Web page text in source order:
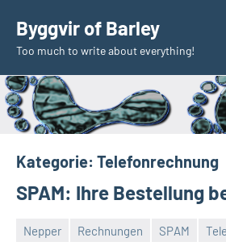
Inhalt
springen
Byggvir of Barley
Too much to write about everything!
Kategorie: Telefonrechnung
SPAM: Ihre Bestellung
Nepper Rechnungen SPAM